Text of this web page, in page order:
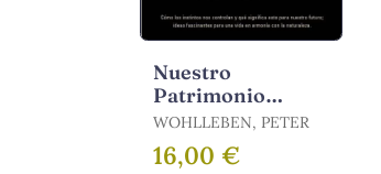
Nuestro
Patrimonio
Salvaje
WOHLLEBEN, PETER
16,00 €